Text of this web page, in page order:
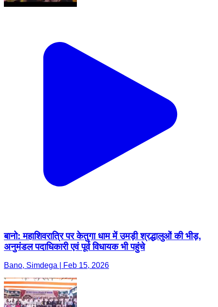
बानो: महाशिवरात्रि पर केतुगा धाम में उमड़ी श्रद्धालुओं की भीड़,
अनुमंडल पदाधिकारी एवं पूर्व विधायक भी पहुंचे
Bano, Simdega | Feb 15, 2026